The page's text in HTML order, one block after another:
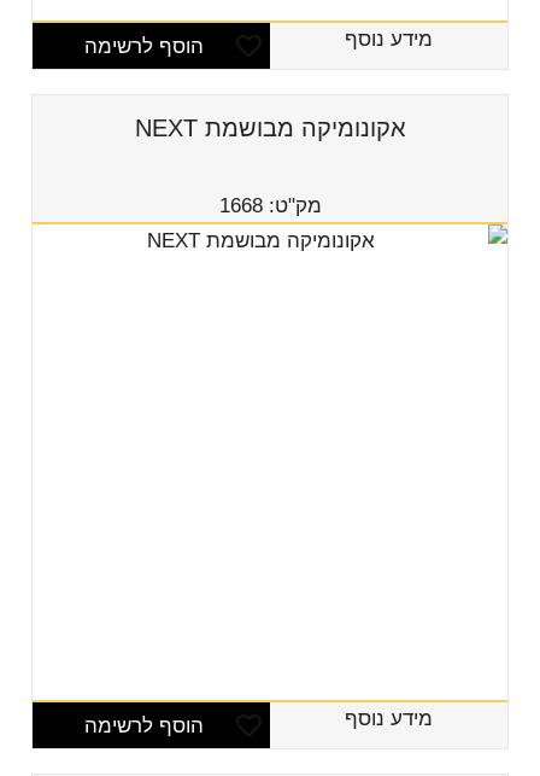
מידע נוסף הוסף לרשימה
אקונומיקה מבושמת NEXT
מק"ט: 1668
מידע נוסף הוסף לרשימה